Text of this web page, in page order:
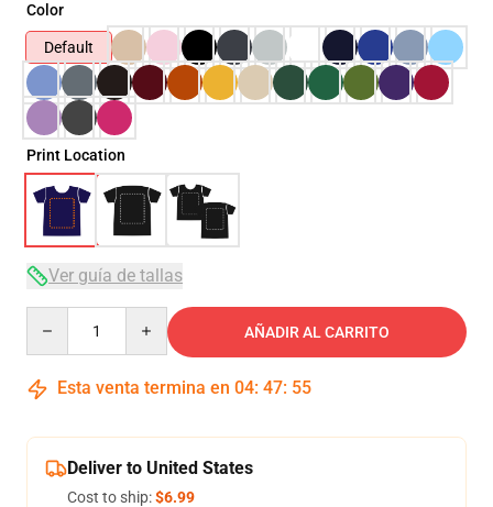
Color
Default
Print Location
Ver guía de tallas
AÑADIR AL CARRITO
Esta venta termina en 04: 47: 54
Deliver to United States
Cost to ship:$6.99